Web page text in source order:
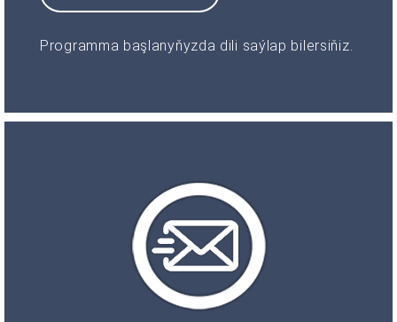
Programma başlanyňyzda dili saýlap bilersiňiz.